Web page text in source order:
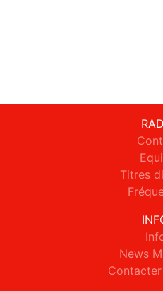
Titres
News